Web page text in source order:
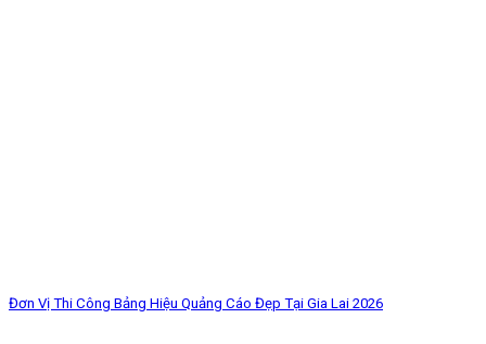
Đơn Vị Thi Công Bảng Hiệu Quảng Cáo Đẹp Tại Gia Lai 2026